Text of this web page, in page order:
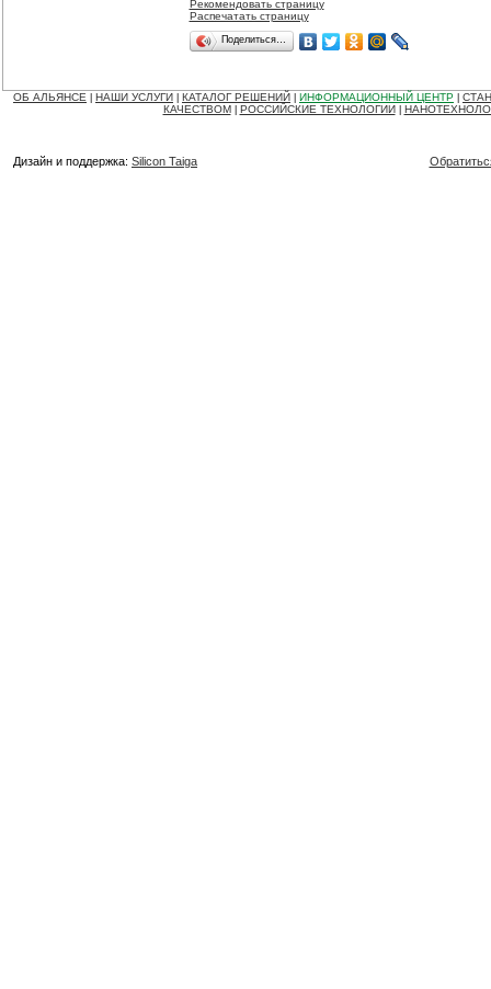
Рекомендовать страницу
Распечатать страницу
Поделиться…
ОБ АЛЬЯНСЕ НАШИ УСЛУГИ КАТАЛОГ РЕШЕНИЙ ИНФОРМАЦИОННЫЙ ЦЕНТР
КАЧЕСТВОМ
РОССИЙСКИЕ ТЕХНОЛОГИИ
Дизайн и поддержка: Silicon Taiga